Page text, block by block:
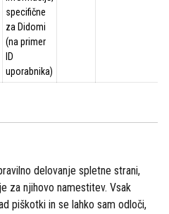
specifične
za Didomi
(na primer
ID
uporabnika)
delovanje spletne strani,
za njihovo namestitev. Vsak
piškotki in se lahko sam odloči,